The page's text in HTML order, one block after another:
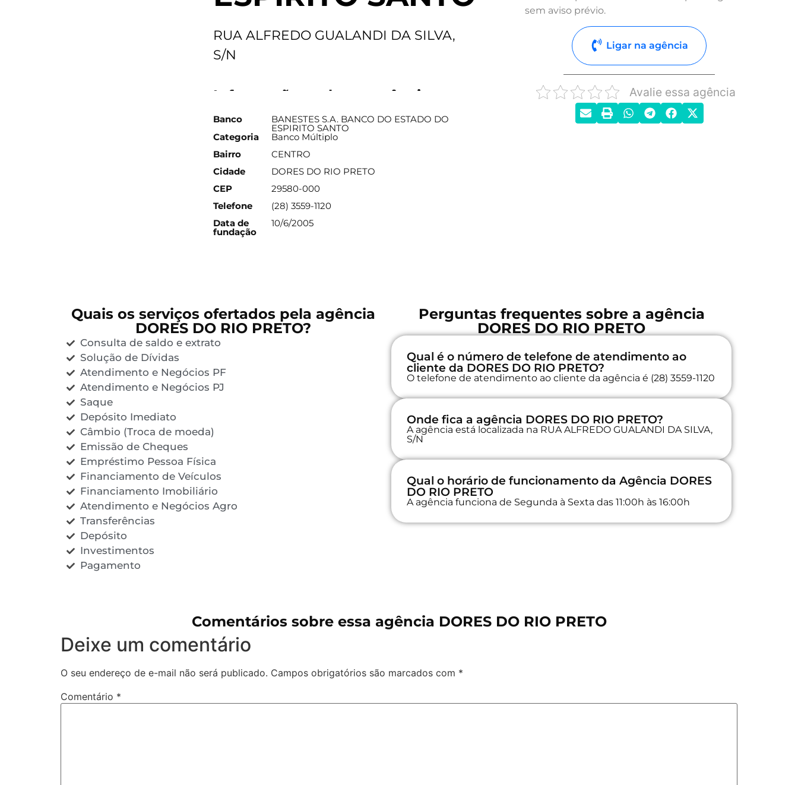
RUA ALFREDO GUALANDI DA SILVA,
S/N
Informações sobre a agência
Banco BANESTES S.A. BANCO DO ESTADO DO
ESPIRITO SANTO
Categoria
Banco Múltiplo
Bairro
CENTRO
Cidade
DORES DO RIO PRETO
CEP
29580-000
Telefone
(28) 3559-1120
Data de
fundação
10/6/2005
sem aviso prévio.
Ligar na agência
Avalie essa agência
Quais os serviços ofertados pela agência
DORES DO RIO PRETO?
Consulta de saldo e extrato
Solução de Dívidas
Atendimento e Negócios PF
Atendimento e Negócios PJ
Saque
Depósito Imediato
Câmbio (Troca de moeda)
Emissão de Cheques
Empréstimo Pessoa Física
Financiamento de Veículos
Financiamento Imobiliário
Atendimento e Negócios Agro
Transferências
Depósito
Investimentos
Pagamento
Perguntas frequentes sobre a agência
DORES DO RIO PRETO
Qual é o número de telefone de atendimento ao
cliente da DORES DO RIO PRETO?
O telefone de atendimento ao cliente da agência é (28) 3559-1120
Onde fica a agência DORES DO RIO PRETO?
A agência está localizada na RUA ALFREDO GUALANDI DA SILVA,
S/N
Qual o horário de funcionamento da Agência DORES
DO RIO PRETO
A agência funciona de Segunda à Sexta das 11:00h às 16:00h
Comentários sobre essa agência DORES DO RIO PRETO
Deixe um comentário
O seu endereço de e-mail não será publicado. Campos obrigatórios são marcados com *
Comentário *